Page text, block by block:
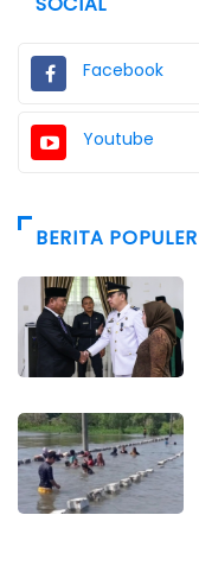
Facebook
Youtube
BERITA POPULER